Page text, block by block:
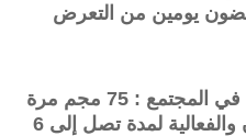
يومين من التعرض
للوقاية أثناء تفشي الإنفلونزا في المجتمع : 75 مجم مرة
واحدة يوميًا. تم إثبات الأمان والفعالية لمدة تصل إلى 6